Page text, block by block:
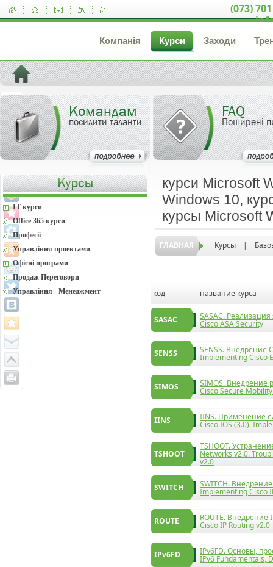
(073)
Компанія Курси Заходи
Командам
посилити таланти
FAQ
Поширені
курси Microsoft
Windows 10,
курсы Microsoft
ГЛАВНАЯ Курсы |
код название курса
SASAC SASAC.
Cisco ASA Security
SENSS SENSS. Внедрение
Implementing Cisco
SIMOS SIMOS. Внедрение
Cisco Secure
IINS IINS. Применение
Cisco IOS (3.0).
TSHOOT
TSHOOT.
Networks v2.0.
v2.0
SWITCH SWITCH.
Implementing Cisco
ROUTE ROUTE.
Cisco IP Routing v2.0
IPv6FD IPv6FD. Основы,
IPv6 Fundamentals,
IT курси
Office 365 курси
Професії
Управління проектами
Офісні програми
Продаж Переговори
Управління - Менеджмент